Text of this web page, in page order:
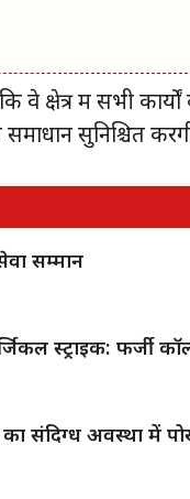
में सभी कार्यों
सुनिश्चित
सम्मान
स्ट्राइक: फर्जी
का संदिग्ध अवस्था में